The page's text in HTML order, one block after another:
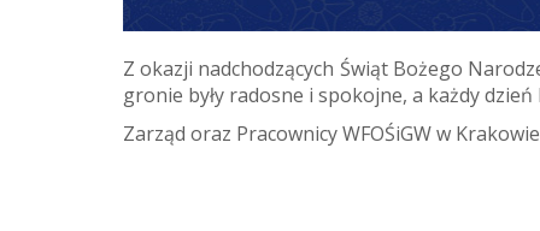
Z okazji nadchodzących Świąt Bożego
gronie były radosne i spokojne, a każdy dzień
Zarząd oraz Pracownicy WFOŚiGW w Krakowie